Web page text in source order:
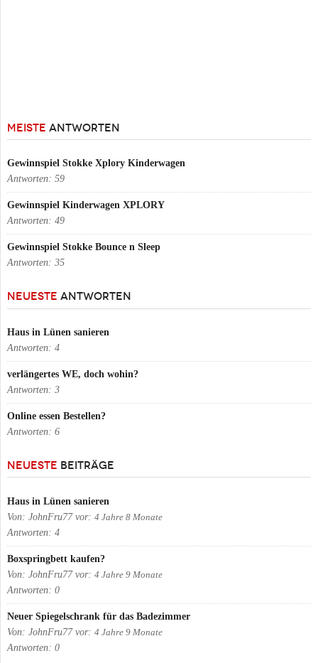
MEISTE ANTWORTEN
Gewinnspiel Stokke Xplory Kinderwagen
Antworten: 59
Gewinnspiel Kinderwagen XPLORY
Antworten: 49
Gewinnspiel Stokke Bounce n Sleep
Antworten: 35
NEUESTE ANTWORTEN
Haus in Lünen sanieren
Antworten: 4
verlängertes WE, doch wohin?
Antworten: 3
Online essen Bestellen?
Antworten: 6
NEUESTE BEITRÄGE
Haus in Lünen sanieren
Von: JohnFru77 vor: 4 Jahre 8 Monate
Antworten: 4
Boxspringbett kaufen?
Von: JohnFru77 vor: 4 Jahre 9 Monate
Antworten: 0
Neuer Spiegelschrank für das Badezimmer
Von: JohnFru77 vor: 4 Jahre 9 Monate
Antworten: 0